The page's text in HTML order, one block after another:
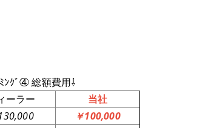
ｸﾞ④ 総額費用⇩
ーラー
当社
￥100,000